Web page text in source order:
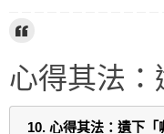
e
b
o
s
A
p
er
心得其法：